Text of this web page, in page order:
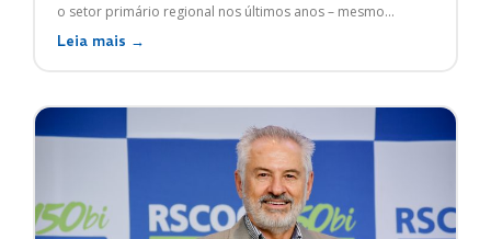
o setor primário regional nos últimos anos – mesmo...
Leia mais →